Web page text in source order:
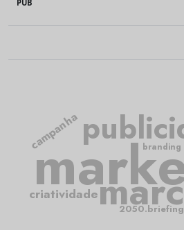
PUB
criatividade
campanha
2050.briefing
branding